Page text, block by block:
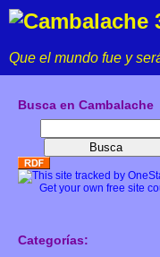
Cambalache
Que el mundo fue y
Busca en Cambalache
Categorías: